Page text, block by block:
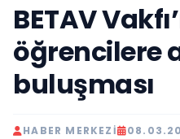
BETAV
öğrencilere
buluşması
HABER MERKEZI